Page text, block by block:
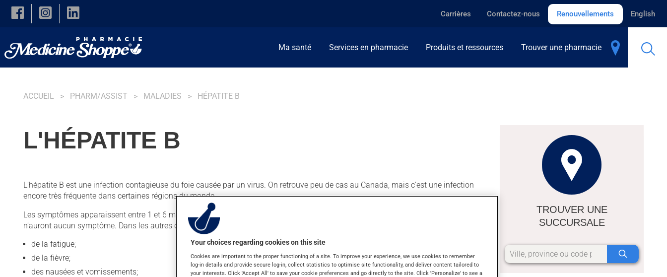
Skip to main content
Carrières Contactez-nous Renouvellements English
Ma santé Services en pharmacie Produits et ressources Trouver une pharmacie
ACCUEIL PHARM/ASSIST MALADIES HÉPATITE B
L'HÉPATITE B
L'hépatite B est une infection contagieuse du foie causée par un virus. On retrouve peu de cas au Canada, mais c'est une infection
encore très fréquente dans certaines régions du monde.
Les symptômes apparaissent entre 1 et 6 mois (en moyenne 3 mois) après l'exposition au virus. La plupart des personnes infectées
n'auront aucun symptôme. Dans les autres cas, on retrouve les symptômes suivants :
de la fatigue;
de la fièvre;
des nausées et vomissements;
TROUVER UNE
SUCCURSALE
Your choices regarding cookies on this site
Cookies are important to the proper functioning of a site. To improve your experience, we use cookies to remember
log-in details and provide secure log-in, collect statistics to optimise site functionality, and deliver content tailored to
your interests. Click 'Accept All' to save your cookie preferences and go directly to the site. Click 'Personalize' to see a